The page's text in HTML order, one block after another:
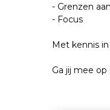
- Grenzen
- Focus
Met kennis
Ga jij mee